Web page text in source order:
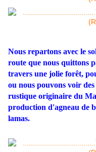
Nous repartons avec le
route que nous quittons
travers une jolie forêt,
ou nous pouvons voir
rustique originaire du
production d'agneau de
lamas.